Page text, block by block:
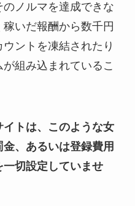
ノルマを達成できな
いだ報酬から数千円
ントを凍結されたり
組み込まれているこ
トは、このような女
、あるいは登録費用
切設定していませ